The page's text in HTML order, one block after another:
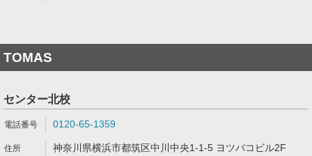
TOMAS
センター北校
0120-65-1359
神奈川県横浜市都筑区中川中央1-1-5 ヨツバコビル2F